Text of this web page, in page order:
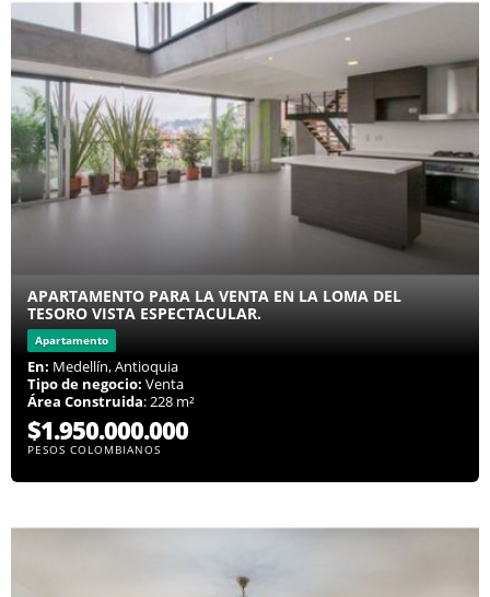
APARTAMENTO PARA LA VENTA EN LA LOMA DEL
TESORO VISTA ESPECTACULAR.
Apartamento
En: Medellín, Antioquia
Tipo de negocio: Venta
Área Construida: 228 m²
$1.950.000.000
PESOS COLOMBIANOS